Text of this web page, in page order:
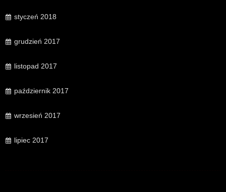
styczeń 2018
grudzień 2017
listopad 2017
październik 2017
wrzesień 2017
lipiec 2017